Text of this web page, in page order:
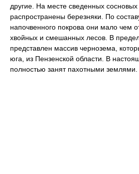
другие. На месте сведенных
распространены березняки. По
напочвенного покрова они мало чем
хвойных и смешанных лесов. В
представлен массив чернозема,
юга, из Пензенской области. В
полностью занят пахотными землями.